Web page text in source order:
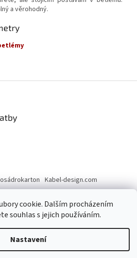
cookie. Dalším procházením
souhlas s jejich používáním.
Nastavení
a věrohodný.
Kabel-design.com
Vytvořil Shoptet